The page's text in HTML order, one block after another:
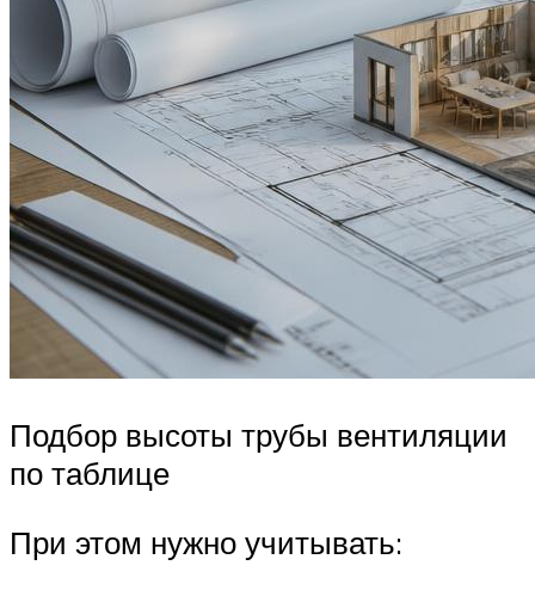
Подбор высоты трубы вентиляции
по таблице
При этом нужно учитывать: